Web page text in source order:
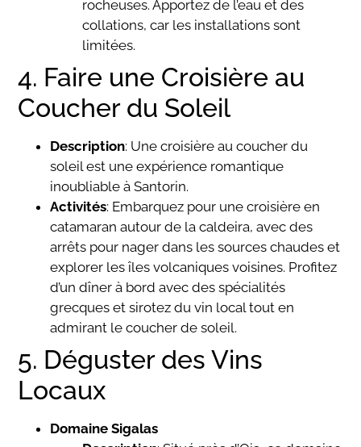
rocheuses. Apportez de l’eau et des
collations, car les installations sont
limitées.
4. Faire une Croisière au
Coucher du Soleil
Description: Une croisière au coucher du
soleil est une expérience romantique
inoubliable à Santorin.
Activités: Embarquez pour une croisière en
catamaran autour de la caldeira, avec des
arrêts pour nager dans les sources chaudes et
explorer les îles volcaniques voisines. Profitez
d’un dîner à bord avec des spécialités
grecques et sirotez du vin local tout en
admirant le coucher de soleil.
5. Déguster des Vins
Locaux
Domaine Sigalas